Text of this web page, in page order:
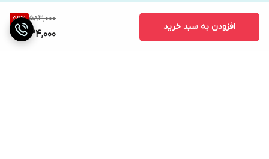
583,000
59%
234,000
افزودن به سبد خرید